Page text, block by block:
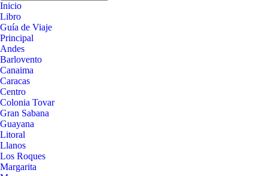
Inicio
Libro
Guía de Viaje
Principal
Andes
Barlovento
Canaima
Caracas
Centro
Colonia Tovar
Gran Sabana
Guayana
Litoral
Llanos
Los Roques
Margarita